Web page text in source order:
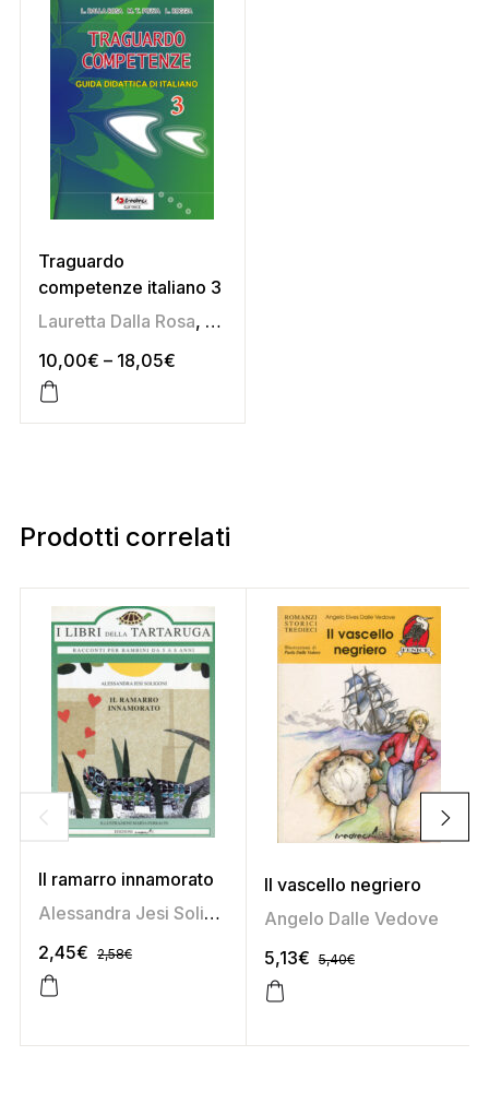
Traguardo
competenze italiano 3
Lauretta Dalla Rosa, Liliana Roggia
10,00€ – 18,05€
Prodotti correlati
Il ramarro innamorato
Alessandra Jesi Soligoni
2,45€ 2,58€
Il vascello negriero
Angelo Dalle Vedove
5,13€ 5,40€